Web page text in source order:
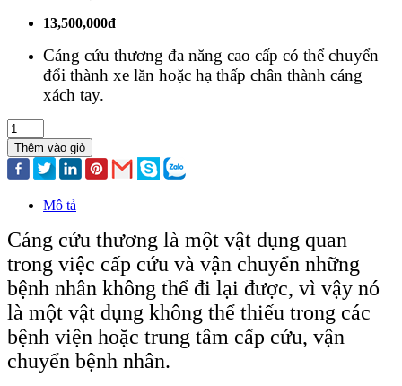
13,500,000đ
Cáng cứu thương đa năng cao cấp có thể chuyển
đổi thành xe lăn hoặc hạ thấp chân thành cáng
xách tay.
Thêm vào giỏ
Mô tả
Cáng cứu thương là một vật dụng quan
trong việc cấp cứu và vận chuyển những
bệnh nhân không thể đi lại được, vì vậy nó
là một vật dụng không thể thiếu trong các
bệnh viện hoặc trung tâm cấp cứu, vận
chuyển bệnh nhân.